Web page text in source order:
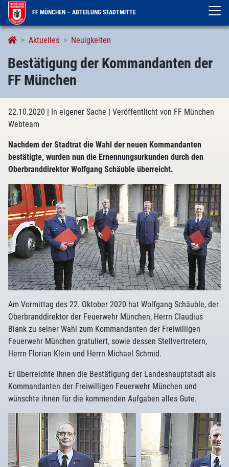
FF MÜNCHEN – ABTEILUNG STADTMITTE
Aktuelles Neuigkeiten
Bestätigung der Kommandanten der
FF München
22.10.2020 | In eigener Sache | Veröffentlicht von FF München
Webteam
Nachdem der Stadtrat die Wahl der neuen Kommandanten
bestätigte, wurden nun die Ernennungsurkunden durch den
Oberbranddirektor Wolfgang Schäuble überreicht.
Am Vormittag des 22. Oktober 2020 hat Wolfgang Schäuble, der
Oberbranddirektor der Feuerwehr München, Herrn Claudius
Blank zu seiner Wahl zum Kommandanten der Freiwilligen
Feuerwehr München gratuliert, sowie dessen Stellvertretern,
Herrn Florian Klein und Herrn Michael Schmid.
Er überreichte ihnen die Bestätigung der Landeshauptstadt als
Kommandanten der Freiwilligen Feuerwehr München und
wünschte ihnen für die kommenden Aufgaben alles Gute.